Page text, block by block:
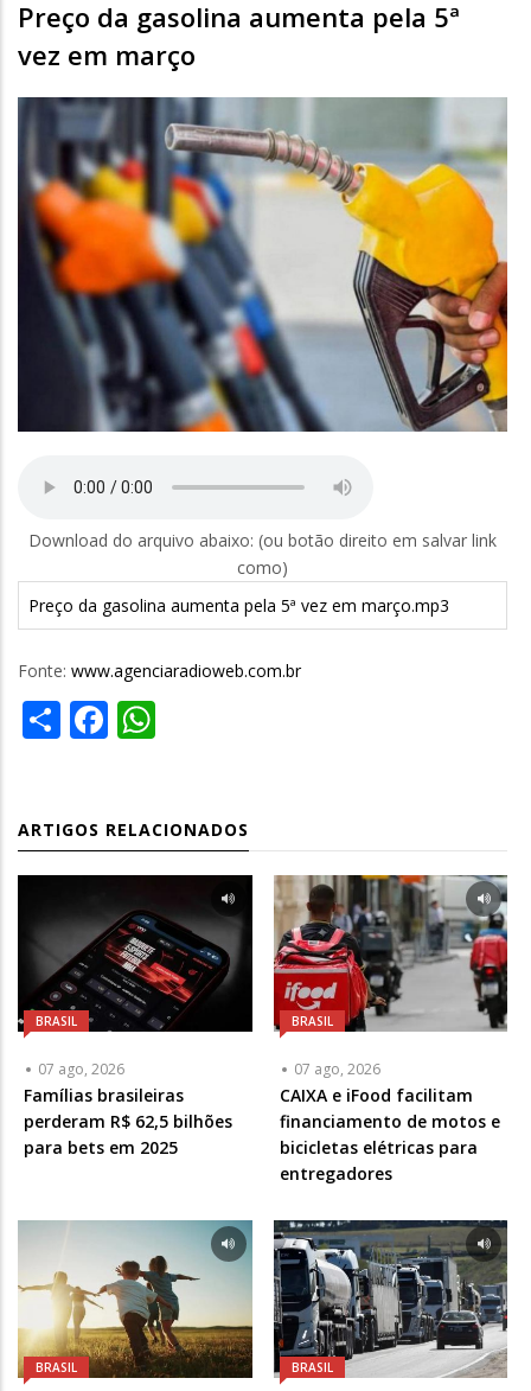
Preço da gasolina aumenta pela 5ª
vez em março
Download do arquivo abaixo: (ou botão direito em salvar link
como)
Preço da gasolina aumenta pela 5ª vez em março.mp3
Fonte: www.agenciaradioweb.com.br
ShareFacebook
ARTIGOS RELACIONADOS
BRASIL
07 ago, 2026
Famílias brasileiras
perderam R$ 62,5 bilhões
para bets em 2025
BRASIL
07 ago, 2026
CAIXA e iFood facilitam
financiamento de motos e
bicicletas elétricas para
entregadores
BRASIL BRASIL